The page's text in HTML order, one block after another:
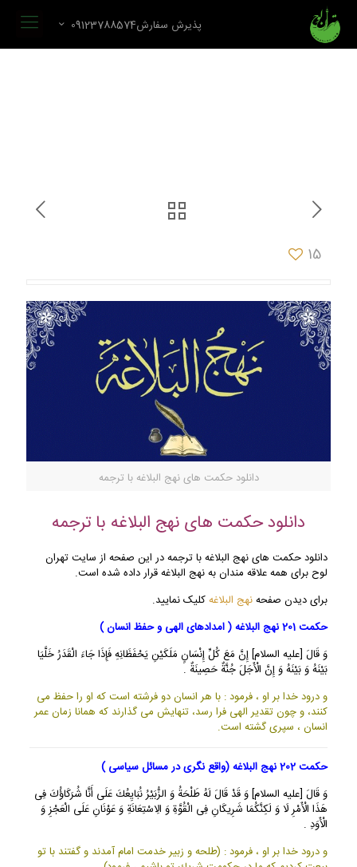
پذیرش سفارش09123788574
15
دانلود حکمت های نهج البلاغه با ترجمه
دانلود حکمت های نهج البلاغه با ترجمه
دانلود حکمت های نهج البلاغه با ترجمه در این صفحه از سایت تهران
لوح برای همه علاقه مندان به نهج البلاغه قرار داده شده است.
برای دیدن صفحهنهج البلاغهکلیک نمایید.
حکمت 201 نهج البلاغه ( امدادهای الهی و حفظ انسان )
وَ قَالَ [عليه السلام] إِنَّ مَعَ كُلِّ إِنْسَانٍ مَلَكَيْنِ يَحْفَظَانِهِ فَإِذَا جَاءَ الْقَدَرُ خَلَّيَا
بَيْنَهُ وَ بَيْنَهُ وَ إِنَّ الْأَجَلَ جُنَّةٌ حَصِينَةٌ .
و درود خدا بر او ، فرمود : با هر انسان دو فرشته است كه او را حفظ مى
كنند، و چون تقدير الهى فرا رسد، تنهايش مى گذارند كه همانا زمان عمر
انسان ، سپرى گشته است.
حکمت 202 نهج البلاغه (واقع نگری در مسائل سیاسی )
وَ قَالَ [عليه السلام] وَ قَدْ قَالَ لَهُ طَلْحَةُ وَ الزُّبَيْرُ نُبَايِعُكَ عَلَى أَنَّا شُرَكَاؤُكَ فِى
هَذَا الْأَمْرِ لَا وَ لَكِنَّكُمَا شَرِيكَانِ فِى الْقُوَّةِ وَ الِاسْتِعَانَةِ وَ عَوْنَانِ عَلَى الْعَجْزِ وَ
الْأَوَدِ .
و درود خدا بر او ، فرمود : (طلحه و زبير خدمت امام آمدند و گفتند با تو